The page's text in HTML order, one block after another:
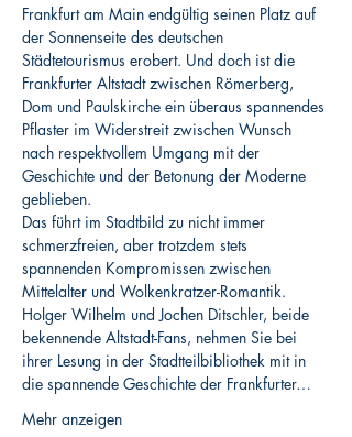
Frankfurt am Main endgültig seinen Platz auf
der Sonnenseite des deutschen
Städtetourismus erobert. Und doch ist die
Frankfurter Altstadt zwischen Römerberg,
Dom und Paulskirche ein überaus spannendes
Pflaster im Widerstreit zwischen Wunsch
nach respektvollem Umgang mit der
Geschichte und der Betonung der Moderne
geblieben.
Das führt im Stadtbild zu nicht immer
schmerzfreien, aber trotzdem stets
spannenden Kompromissen zwischen
Mittelalter und Wolkenkratzer-Romantik.
Holger Wilhelm und Jochen Ditschler, beide
bekennende Altstadt-Fans, nehmen Sie bei
ihrer Lesung in der Stadtteilbibliothek mit in
die spannende Geschichte der Frankfurter…
Mehr anzeigen